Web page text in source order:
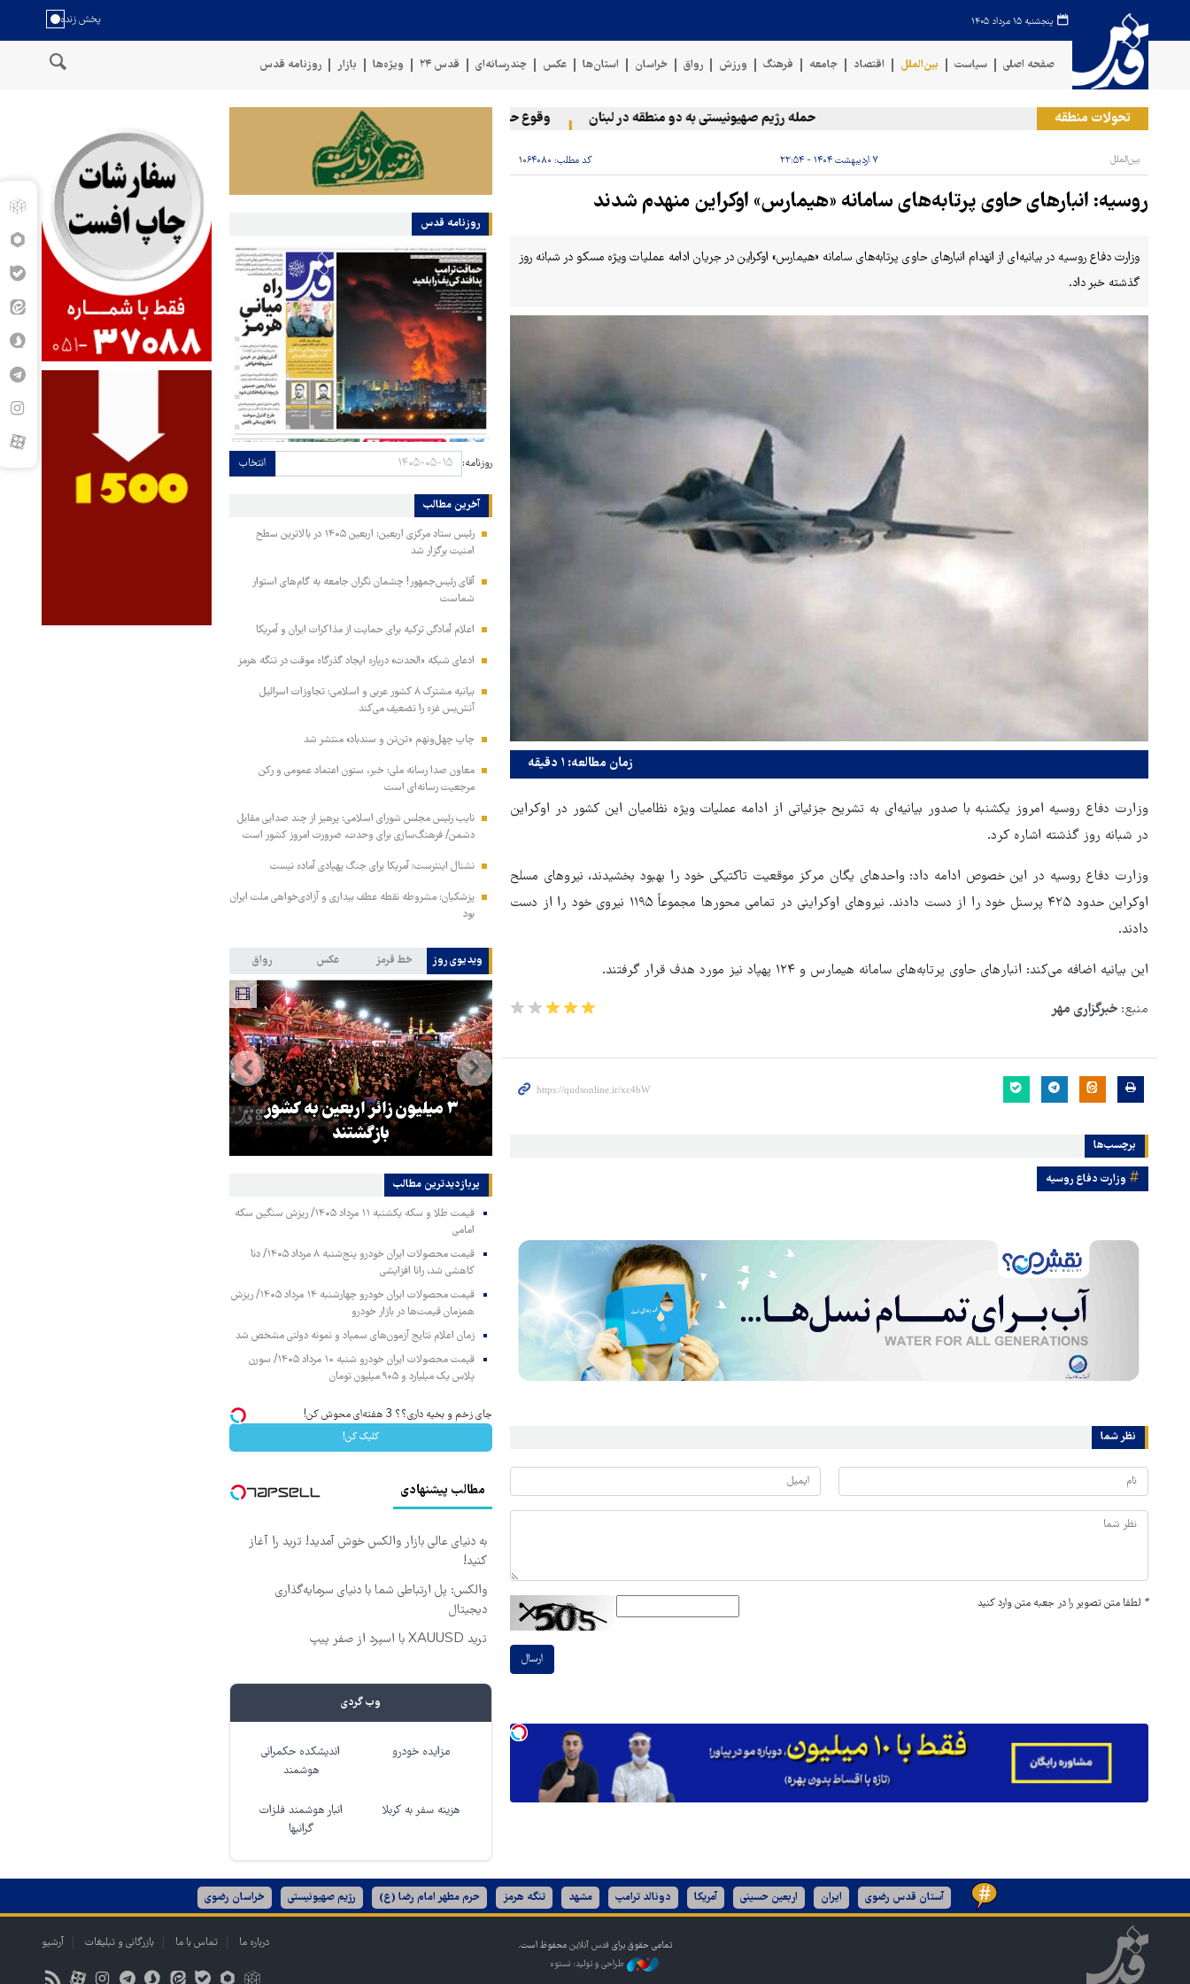
پنجشنبه ۱۵ مرداد ۱۴۰۵
صفحه اصلی سیاست بین‌الملل اقتصاد جامعه فرهنگ ورزش رواق خراسان استان‌ها عکس چندرسانه‌ای قدس ۲۴ ویژه‌ها بازار روزنامه قدس
تحولات منطقه حمله رژیم صهیونیستی به دو منطقه در لبنان وقوع حادثه دریایی در سواحل عمان
بین‌الملل ۷ اردیبهشت ۱۴۰۴ - ۲۲:۵۴ کد مطلب: ۱۰۶۴۰۸۰
روسیه: انبارهای حاوی پرتابه‌های سامانه «هیمارس» اوکراین منهدم شدند
وزارت دفاع روسیه در بیانیه‌ای از انهدام انبارهای حاوی پرتابه‌های سامانه «هیمارس» اوکراین در جریان ادامه عملیات ویژه مسکو در شبانه روز
گذشته خبر داد.
زمان مطالعه: ۱ دقیقه
وزارت دفاع روسیه امروز یکشنبه با صدور بیانیه‌ای به تشریح جزئیاتی از ادامه عملیات ویژه نظامیان این کشور در اوکراین
در شبانه روز گذشته اشاره کرد.
وزارت دفاع روسیه در این خصوص ادامه داد: واحدهای یگان مرکز موقعیت تاکتیکی خود را بهبود بخشیدند، نیروهای مسلح
اوکراین حدود ۴۲۵ پرسنل خود را از دست دادند. نیروهای اوکراینی در تمامی محورها مجموعاً ۱۱۹۵ نیروی خود را از دست
دادند.
این بیانیه اضافه می‌کند: انبارهای حاوی پرتابه‌های سامانه هیمارس و ۱۲۴ پهپاد نیز مورد هدف قرار گرفتند.
منبع: خبرگزاری مهر
برچسب‌ها
وزارت دفاع روسیه
نظر شما
* لطفا متن تصویر را در جعبه متن وارد کنید
ارسال
روزنامه قدس
روزنامه: انتخاب
آخرین مطالب
رئیس ستاد مرکزی اربعین: اربعین ۱۴۰۵ در بالاترین سطح
امنیت برگزار شد
آقای رئیس‌جمهور! چشمان نگران جامعه به گام‌های استوار
شماست
اعلام آمادگی ترکیه برای حمایت از مذاکرات ایران و آمریکا
ادعای شبکه «الحدث» درباره ایجاد گذرگاه موقت در تنگه هرمز
بیانیه مشترک ۸ کشور عربی و اسلامی: تجاوزات اسرائیل
آتش‌بس غزه را تضعیف می‌کند
چاپ چهل‌ونهم «تن‌تن و سندباد» منتشر شد
معاون صدا رسانه ملی: خبر، ستون اعتماد عمومی و رکن
مرجعیت رسانه‌ای است
نایب رئیس مجلس شورای اسلامی: پرهیز از چند صدایی مقابل
دشمن/ فرهنگ‌سازی برای وحدت، ضرورت امروز کشور است
نشنال اینترست: آمریکا برای جنگ پهپادی آماده نیست
پزشکیان: مشروطه نقطه عطف بیداری و آزادی‌خواهی ملت ایران
بود
ویدیوی روز خط قرمز عکس رواق
۳ میلیون زائر اربعین به کشور
بازگشتند
پربازدیدترین‌ مطالب
قیمت طلا و سکه یکشنبه ۱۱ مرداد ۱۴۰۵/ ریزش سنگین سکه
امامی
قیمت محصولات ایران خودرو پنج‌شنبه ۸ مرداد ۱۴۰۵/ دنا
کاهشی شد، رانا افزایشی
قیمت محصولات ایران خودرو چهارشنبه ۱۴ مرداد ۱۴۰۵/ ریزش
همزمان قیمت‌ها در بازار خودرو
زمان اعلام نتایج آزمون‌های سمپاد و نمونه دولتی مشخص شد
قیمت محصولات ایران خودرو شنبه ۱۰ مرداد ۱۴۰۵/ سورن
پلاس یک میلیارد و ۹۰۵ میلیون تومان
جای زخم و بخیه داری؟؟ 3 هفته‌ای محوش کن!
کلیک کن!
مطالب پیشنهادی
به دنیای عالی بازار والکس خوش آمدید! ترید را آغاز
کنید!
والکس: پل ارتباطی شما با دنیای سرمایه‌گذاری
دیجیتال
ترید XAUUSD با اسپرد از صفر پیپ
وب گردی
مزایده خودرو
اندیشکده حکمرانی
هوشمند
هزینه سفر به کربلا
انبار هوشمند فلزات
گرانبها
آستان قدس رضوی ایران اربعین حسینی آمریکا دونالد ترامپ مشهد تنگه هرمز حرم مطهر امام رضا (ع) رژیم صهیونیستی خراسان رضوی
تمامی حقوق برای قدس آنلاین محفوظ است.
طراحی و تولید: نستوه
درباره ما تماس با ما بازرگانی و تبلیغات آرشیو